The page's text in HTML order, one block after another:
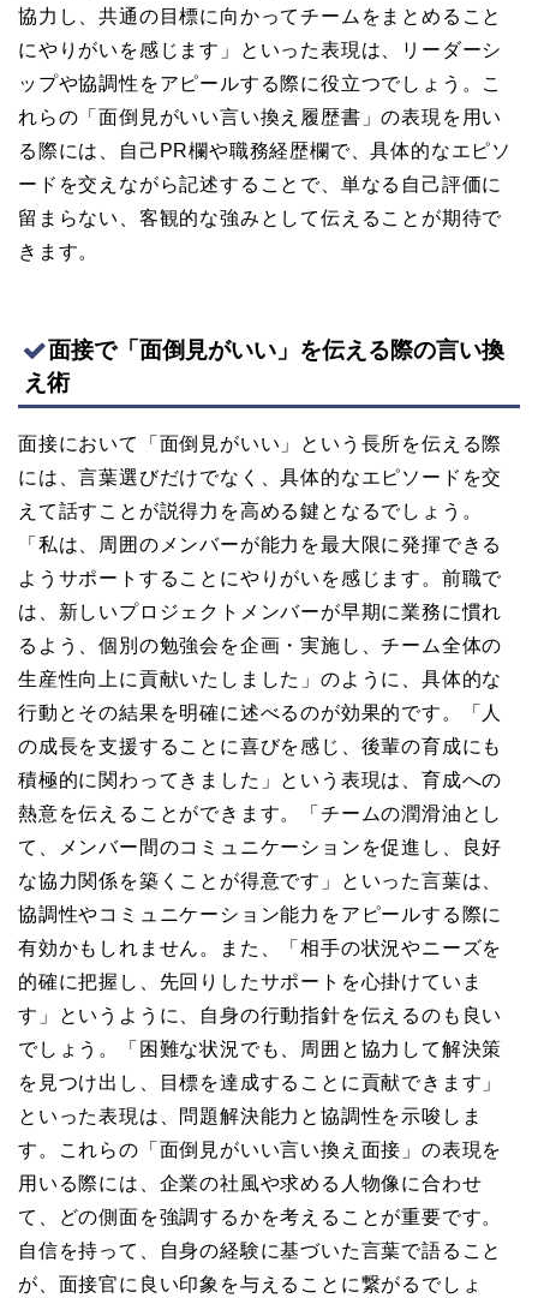
協力し、共通の目標に向かってチームをまとめること
にやりがいを感じます」といった表現は、リーダーシ
ップや協調性をアピールする際に役立つでしょう。こ
れらの「面倒見がいい言い換え履歴書」の表現を用い
る際には、自己PR欄や職務経歴欄で、具体的なエピソ
ードを交えながら記述することで、単なる自己評価に
留まらない、客観的な強みとして伝えることが期待で
きます。
面接で「面倒見がいい」を伝える際の言い換
え術
面接において「面倒見がいい」という長所を伝える際
には、言葉選びだけでなく、具体的なエピソードを交
えて話すことが説得力を高める鍵となるでしょう。
「私は、周囲のメンバーが能力を最大限に発揮できる
ようサポートすることにやりがいを感じます。前職で
は、新しいプロジェクトメンバーが早期に業務に慣れ
るよう、個別の勉強会を企画・実施し、チーム全体の
生産性向上に貢献いたしました」のように、具体的な
行動とその結果を明確に述べるのが効果的です。「人
の成長を支援することに喜びを感じ、後輩の育成にも
積極的に関わってきました」という表現は、育成への
熱意を伝えることができます。「チームの潤滑油とし
て、メンバー間のコミュニケーションを促進し、良好
な協力関係を築くことが得意です」といった言葉は、
協調性やコミュニケーション能力をアピールする際に
有効かもしれません。また、「相手の状況やニーズを
的確に把握し、先回りしたサポートを心掛けていま
す」というように、自身の行動指針を伝えるのも良い
でしょう。「困難な状況でも、周囲と協力して解決策
を見つけ出し、目標を達成することに貢献できます」
といった表現は、問題解決能力と協調性を示唆しま
す。これらの「面倒見がいい言い換え面接」の表現を
用いる際には、企業の社風や求める人物像に合わせ
て、どの側面を強調するかを考えることが重要です。
自信を持って、自身の経験に基づいた言葉で語ること
が、面接官に良い印象を与えることに繋がるでしょ